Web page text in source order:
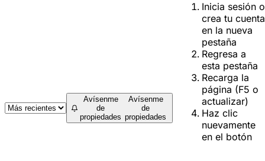
Avísenme
de
propiedades
Avísenme
de
propiedades
Inicia sesión o
crea tu cuenta
en la nueva
pestaña
Regresa a
esta pestaña
Recarga la
página (F5 o
actualizar)
Haz clic
nuevamente
en el botón